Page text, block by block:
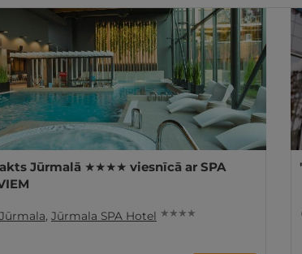
Jūrmalā ★★★★ viesnīcā ar SPA
Jūrmala, Jūrmala SPA Hotel ★ ★ ★ ★